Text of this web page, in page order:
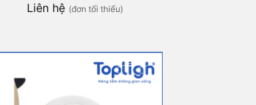
Liên hệ (đơn tối thiểu)